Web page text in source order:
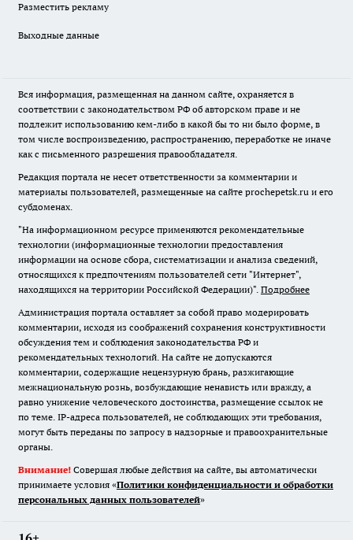
Разместить рекламу
Выходные данные
Вся информация, размещенная на данном сайте, охраняется в
соответствии с законодательством РФ об авторском праве и не
подлежит использованию кем-либо в какой бы то ни было форме, в
том числе воспроизведению, распространению, переработке не иначе
как с письменного разрешения правообладателя.
Редакция портала не несет ответственности за комментарии и
материалы пользователей, размещенные на сайте prochepetsk.ru и его
субдоменах.
"На информационном ресурсе применяются рекомендательные
технологии (информационные технологии предоставления
информации на основе сбора, систематизации и анализа сведений,
относящихся к предпочтениям пользователей сети "Интернет",
находящихся на территории Российской Федерации)". Подробнее
Администрация портала оставляет за собой право модерировать
комментарии, исходя из соображений сохранения конструктивности
обсуждения тем и соблюдения законодательства РФ и
рекомендательных технологий. На сайте не допускаются
комментарии, содержащие нецензурную брань, разжигающие
межнациональную рознь, возбуждающие ненависть или вражду, а
равно унижение человеческого достоинства, размещение ссылок не
по теме. IP-адреса пользователей, не соблюдающих эти требования,
могут быть переданы по запросу в надзорные и правоохранительные
органы.
Внимание! Совершая любые действия на сайте, вы автоматически
принимаете условия «Политики конфиденциальности и обработки
персональных данных пользователей»